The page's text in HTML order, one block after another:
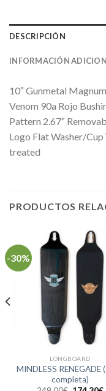
DESCRIPCIÓN
INFORMACIÓN
10″ Gunmetal
Venom 90a Rojo
Pattern 2.67″
Logo Flat Washer/
treated
PRODUCTOS
-30%
LONGBOARD
MINDLESS RENEGADE
completa)